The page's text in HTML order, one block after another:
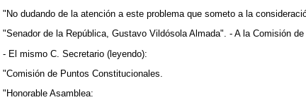
"No dudando de la atención a este problema que someto a la
"Senador de la República, Gustavo Vildósola Almada". - A la Comisión
- El mismo C. Secretario (leyendo):
"Comisión de Puntos Constitucionales.
"Honorable Asamblea: